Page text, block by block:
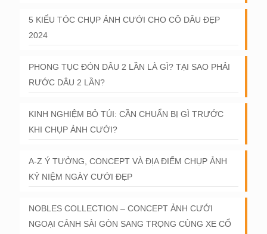
5 KIỂU TÓC CHỤP ẢNH CƯỚI CHO CÔ DÂU ĐẸP
2024
PHONG TỤC ĐÓN DÂU 2 LẦN LÀ GÌ? TẠI SAO PHẢI
RƯỚC DÂU 2 LẦN?
KINH NGHIỆM BỎ TÚI: CẦN CHUẨN BỊ GÌ TRƯỚC
KHI CHỤP ẢNH CƯỚI?
A-Z Ý TƯỞNG, CONCEPT VÀ ĐỊA ĐIỂM CHỤP ẢNH
KỶ NIỆM NGÀY CƯỚI ĐẸP
NOBLES COLLECTION – CONCEPT ẢNH CƯỚI
NGOẠI CẢNH SÀI GÒN SANG TRỌNG CÙNG XE CỔ